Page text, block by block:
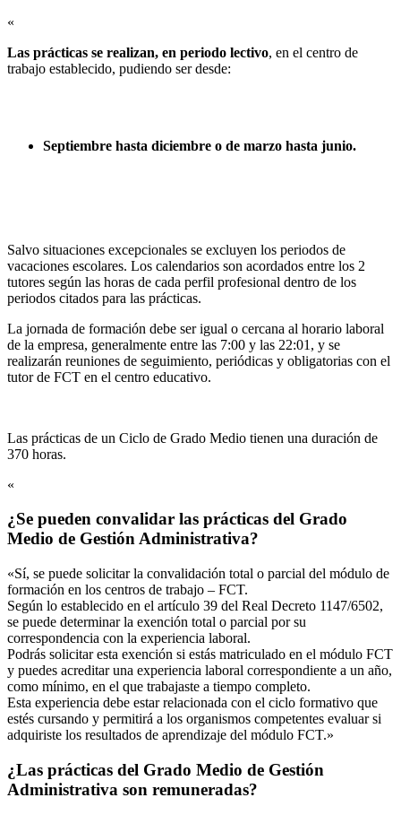
«
Las prácticas se realizan, en periodo lectivo, en el centro de
trabajo establecido, pudiendo ser desde:
Septiembre hasta diciembre o de marzo hasta junio.
Salvo situaciones excepcionales se excluyen los periodos de
vacaciones escolares. Los calendarios son acordados entre los 2
tutores según las horas de cada perfil profesional dentro de los
periodos citados para las prácticas.
La jornada de formación debe ser igual o cercana al horario laboral
de la empresa, generalmente entre las 7:00 y las 22:01, y se
realizarán reuniones de seguimiento, periódicas y obligatorias con el
tutor de FCT en el centro educativo.
Las prácticas de un Ciclo de Grado Medio tienen una duración de
370 horas.
«
¿Se pueden convalidar las prácticas del Grado
Medio de Gestión Administrativa?
«Sí, se puede solicitar la convalidación total o parcial del módulo de
formación en los centros de trabajo – FCT.
Según lo establecido en el artículo 39 del Real Decreto 1147/6502,
se puede determinar la exención total o parcial por su
correspondencia con la experiencia laboral.
Podrás solicitar esta exención si estás matriculado en el módulo FCT
y puedes acreditar una experiencia laboral correspondiente a un año,
como mínimo, en el que trabajaste a tiempo completo.
Esta experiencia debe estar relacionada con el ciclo formativo que
estés cursando y permitirá a los organismos competentes evaluar si
adquiriste los resultados de aprendizaje del módulo FCT.»
¿Las prácticas del Grado Medio de Gestión
Administrativa son remuneradas?